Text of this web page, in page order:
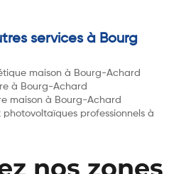
services à Bourg
maison à Bourg-Achard
à Bourg-Achard
maison à Bourg-Achard
photovoltaïques professionnels à